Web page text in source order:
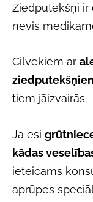
Ziedputekšņi ir
nevis
Cilvēkiem ar
tiem jāizvairās.
Ja esi
kādas
ieteicams
aprūpes